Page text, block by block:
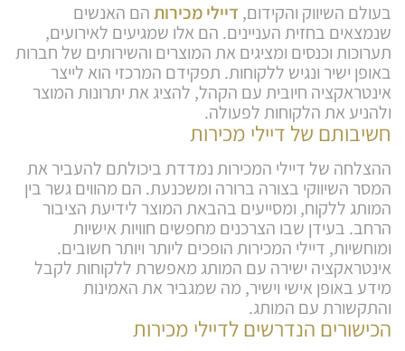
בעולם השיווק והקידום, דיילי מכירותהם האנשים
שנמצאים בחזית העניינים. הם אלו שמגיעים לאירועים,
תערוכות וכנסים ומציגים את המוצרים והשירותים של חברות
באופן ישיר ונגיש ללקוחות. תפקידם המרכזי הוא לייצר
אינטראקציה חיובית עם הקהל, להציג את יתרונות המוצר
ולהניע את הלקוחות לפעולה.
חשיבותם של דיילי מכירות
ההצלחה של דיילי המכירות נמדדת ביכולתם להעביר את
המסר השיווקי בצורה ברורה ומשכנעת. הם מהווים גשר בין
המותג ללקוח, ומסייעים בהבאת המוצר לידיעת הציבור
הרחב. בעידן שבו הצרכנים מחפשים חוויות אישיות
ומוחשיות, דיילי המכירות הופכים ליותר ויותר חשובים.
אינטראקציה ישירה עם המותג מאפשרת ללקוחות לקבל
מידע באופן אישי וישיר, מה שמגביר את האמינות
והתקשורת עם המותג.
הכישורים הנדרשים לדיילי מכירות